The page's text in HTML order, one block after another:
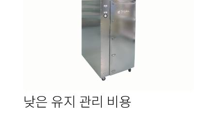
낮은 유지 관리 비용